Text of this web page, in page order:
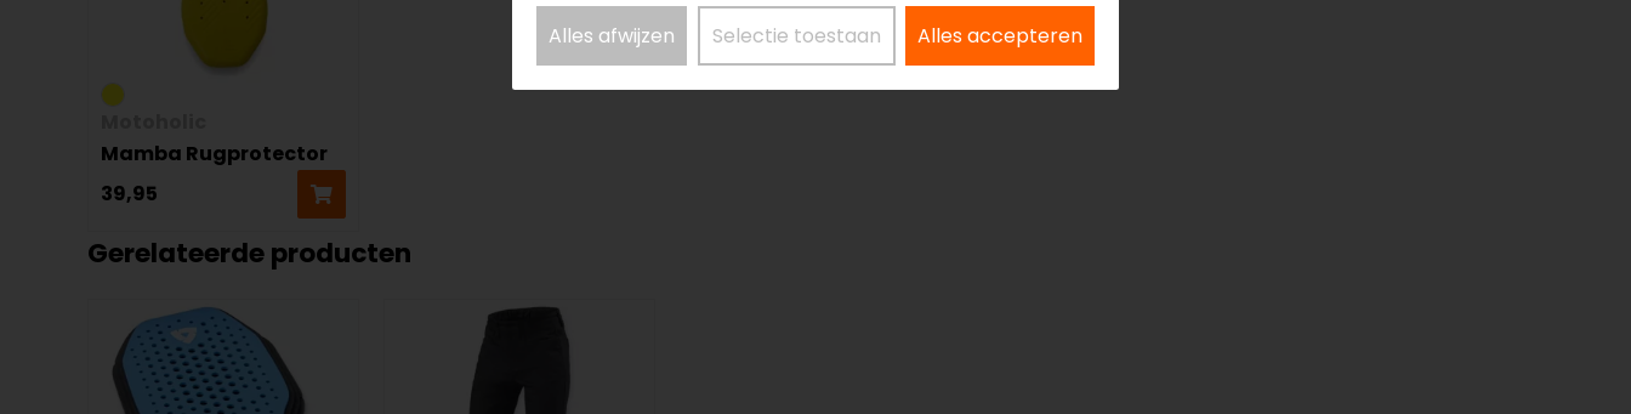
Mamba Rugprotector
39,95
Gerelateerde producten
Alles afwijzen Selectie toestaan Alles accepteren